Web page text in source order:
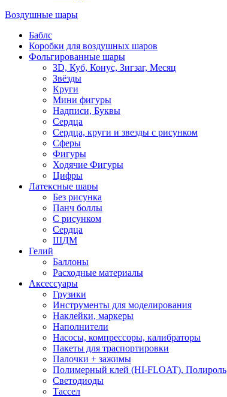
Воздушные шары
Баблс
Коробки для воздушных шаров
Фольгированные шары
3D, Куб, Конус, Зигзаг, Месяц
Звёзды
Круги
Мини фигуры
Надписи, Буквы
Сердца
Сердца, круги и звезды с рисунком
Сферы
Фигуры
Ходячие Фигуры
Цифры
Латексные шары
Без рисунка
Панч боллы
С рисунком
Сердца
ШДМ
Гелий
Баллоны
Расходные материалы
Аксессуары
Грузики
Инструменты для моделирования
Наклейки, маркеры
Наполнители
Насосы, компрессоры, калибраторы
Пакеты для траспортировки
Палочки + зажимы
Полимерный клей (HI-FLOAT), Полироль
Светодиоды
Тассел